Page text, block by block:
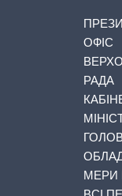
ОФІС
РАДА
МЕРИ